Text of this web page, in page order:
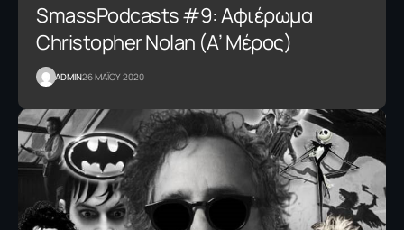
SmassPodcasts #9: Αφιέρωμα
Christopher Nolan (Α’ Μέρος)
ADMIN26 ΜΑΪΟΥ 2020